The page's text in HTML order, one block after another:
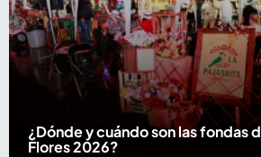
¿Dónde y cuándo son las fondas
Flores 2026?